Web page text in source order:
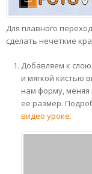
Для плавного
сделать нечеткие
Добавляем к
и мягкой кистью
нам форму, меняя
ее размер.
видео уроке.